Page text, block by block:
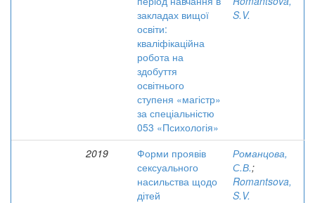
закладах вищої
освіти:
кваліфікаційна
робота на
здобуття
освітнього
ступеня «магістр»
за спеціальністю
053 «Психологія»
S.V.
2019
Форми проявів
сексуального
насильства щодо
дітей
Романцова,
С.В.;
Romantsova,
S.V.